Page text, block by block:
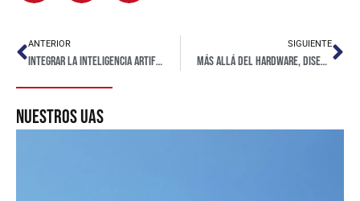
ANTERIOR
Integrar la Inteligencia Artificial para garantizar la autonomía
SIGUIENTE
Más allá del hardware, diseñamos inteligencia
nuestros uas